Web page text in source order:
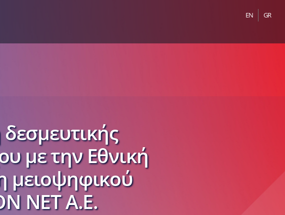
EN GR
με την Εθνική
μειοψηφικού
NET Α.Ε.